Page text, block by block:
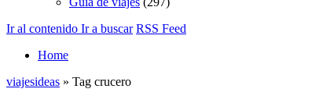
Ir al contenido Ir a buscar RSS Feed
Home
viajesideas » Tag crucero